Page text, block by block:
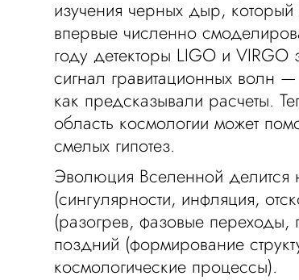
изучения черных дыр,
впервые численно
году детекторы LIGO и VIRGO
сигнал гравитационных волн
как предсказывали расчеты.
область космологии может
смелых гипотез.
Эволюция Вселенной делится
(сингулярности, инфляция,
(разогрев, фазовые
поздний (формирование
космологические процессы).